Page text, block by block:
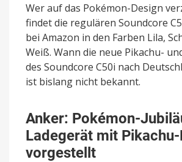
Wer auf das Pokémon-Design
findet die regulären Soundcore
bei Amazon in den Farben Lila,
Weiß. Wann die neue Pikachu-
des Soundcore C50i nach
ist bislang nicht bekannt.
Anker: Pokémon-
Ladegerät mit
vorgestellt